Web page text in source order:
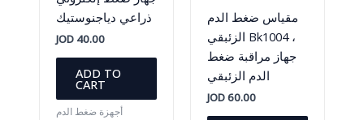
ذراعي دياجنوستيك
JOD40.00
ADD TO
CART
أجهزة ضغط الدم
مقياس ضغط الدم
الزئبقي Bk1004 ،
جهاز مراقبة ضغط
الدم الزئبقي
JOD60.00